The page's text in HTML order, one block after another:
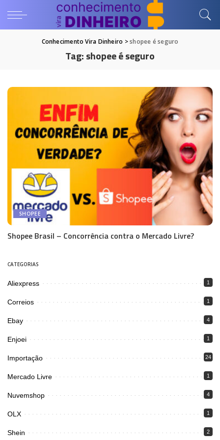
Conhecimento Vira Dinheiro >shopee é seguro
Tag:shopee é seguro
SHOPEE
Shopee Brasil – Concorrência contra o Mercado Livre?
CATEGORIAS
Aliexpress 1
Correios 1
Ebay 4
Enjoei 1
Importação 24
Mercado Livre 1
Nuvemshop 4
OLX 1
Shein 2